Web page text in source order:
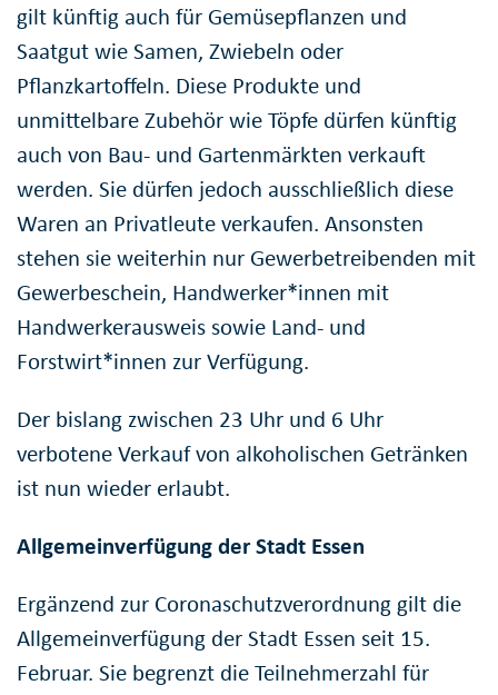
gilt künftig auch für Gemüsepflanzen und
Saatgut wie Samen, Zwiebeln oder
Pflanzkartoffeln. Diese Produkte und
unmittelbare Zubehör wie Töpfe dürfen künftig
auch von Bau- und Gartenmärkten verkauft
werden. Sie dürfen jedoch ausschließlich diese
Waren an Privatleute verkaufen. Ansonsten
stehen sie weiterhin nur Gewerbetreibenden mit
Gewerbeschein, Handwerker*innen mit
Handwerkerausweis sowie Land- und
Forstwirt*innen zur Verfügung.
Der bislang zwischen 23 Uhr und 6 Uhr
verbotene Verkauf von alkoholischen Getränken
ist nun wieder erlaubt.
Allgemeinverfügung der Stadt Essen
Ergänzend zur Coronaschutzverordnung gilt die
Allgemeinverfügung der Stadt Essen seit 15.
Februar. Sie begrenzt die Teilnehmerzahl für